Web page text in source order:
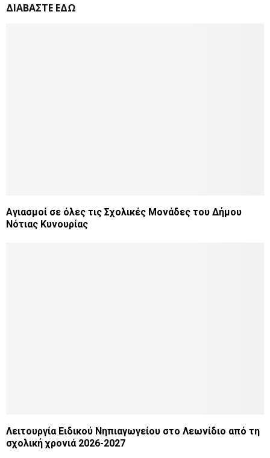
ΔΙΑΒΑΣΤΕ ΕΔΩ
Αγιασμοί σε όλες τις Σχολικές Μονάδες του Δήμου
Νότιας Κυνουρίας
Λειτουργία Ειδικού Νηπιαγωγείου στο Λεωνίδιο από τη
σχολική χρονιά 2026-2027